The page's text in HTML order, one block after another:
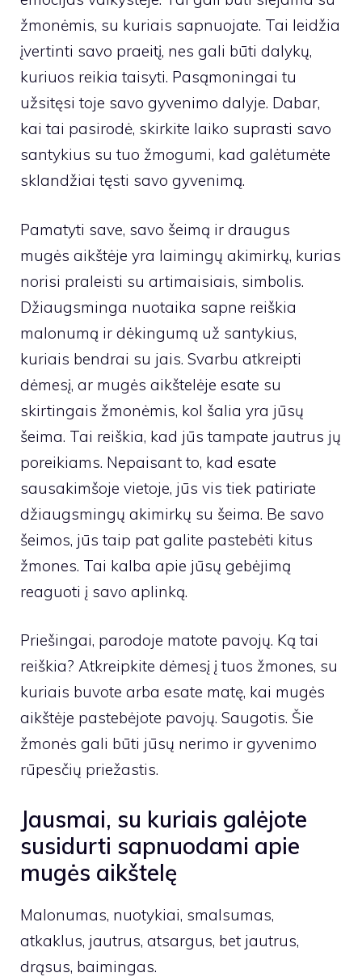
žmonėmis, su kuriais sapnuojate. Tai leidžia
įvertinti savo praeitį, nes gali būti dalykų,
kuriuos reikia taisyti. Pasąmoningai tu
užsitęsi toje savo gyvenimo dalyje. Dabar,
kai tai pasirodė, skirkite laiko suprasti savo
santykius su tuo žmogumi, kad galėtumėte
sklandžiai tęsti savo gyvenimą.
Pamatyti save, savo šeimą ir draugus
mugės aikštėje yra laimingų akimirkų, kurias
norisi praleisti su artimaisiais, simbolis.
Džiaugsminga nuotaika sapne reiškia
malonumą ir dėkingumą už santykius,
kuriais bendrai su jais. Svarbu atkreipti
dėmesį, ar mugės aikštelėje esate su
skirtingais žmonėmis, kol šalia yra jūsų
šeima. Tai reiškia, kad jūs tampate jautrus jų
poreikiams. Nepaisant to, kad esate
sausakimšoje vietoje, jūs vis tiek patiriate
džiaugsmingų akimirkų su šeima. Be savo
šeimos, jūs taip pat galite pastebėti kitus
žmones. Tai kalba apie jūsų gebėjimą
reaguoti į savo aplinką.
Priešingai, parodoje matote pavojų. Ką tai
reiškia? Atkreipkite dėmesį į tuos žmones, su
kuriais buvote arba esate matę, kai mugės
aikštėje pastebėjote pavojų. Saugotis. Šie
žmonės gali būti jūsų nerimo ir gyvenimo
rūpesčių priežastis.
Jausmai, su kuriais galėjote
susidurti sapnuodami apie
mugės aikštelę
Malonumas, nuotykiai, smalsumas,
atkaklus, jautrus, atsargus, bet jautrus,
drąsus, baimingas.